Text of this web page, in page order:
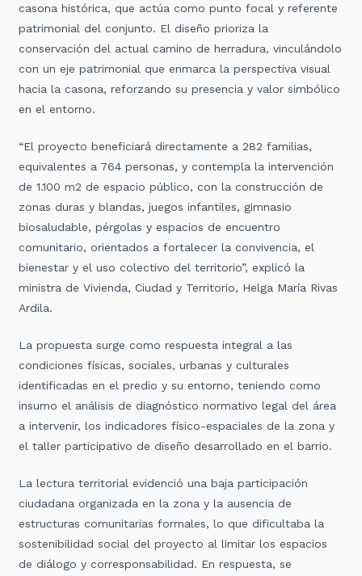
casona histórica, que actúa como punto focal y referente
patrimonial del conjunto. El diseño prioriza la
conservación del actual camino de herradura, vinculándolo
con un eje patrimonial que enmarca la perspectiva visual
hacia la casona, reforzando su presencia y valor simbólico
en el entorno.
“El proyecto beneficiará directamente a 282 familias,
equivalentes a 764 personas, y contempla la intervención
de 1.100 m2 de espacio público, con la construcción de
zonas duras y blandas, juegos infantiles, gimnasio
biosaludable, pérgolas y espacios de encuentro
comunitario, orientados a fortalecer la convivencia, el
bienestar y el uso colectivo del territorio”, explicó la
ministra de Vivienda, Ciudad y Territorio, Helga María Rivas
Ardila.
La propuesta surge como respuesta integral a las
condiciones físicas, sociales, urbanas y culturales
identificadas en el predio y su entorno, teniendo como
insumo el análisis de diagnóstico normativo legal del área
a intervenir, los indicadores físico-espaciales de la zona y
el taller participativo de diseño desarrollado en el barrio.
La lectura territorial evidenció una baja participación
ciudadana organizada en la zona y la ausencia de
estructuras comunitarias formales, lo que dificultaba la
sostenibilidad social del proyecto al limitar los espacios
de diálogo y corresponsabilidad. En respuesta, se